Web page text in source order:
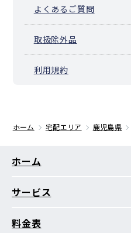
よくあるご質問
取扱除外品
利用規約
ホーム 宅配エリア 鹿児島県
ホーム
サービス
料金表